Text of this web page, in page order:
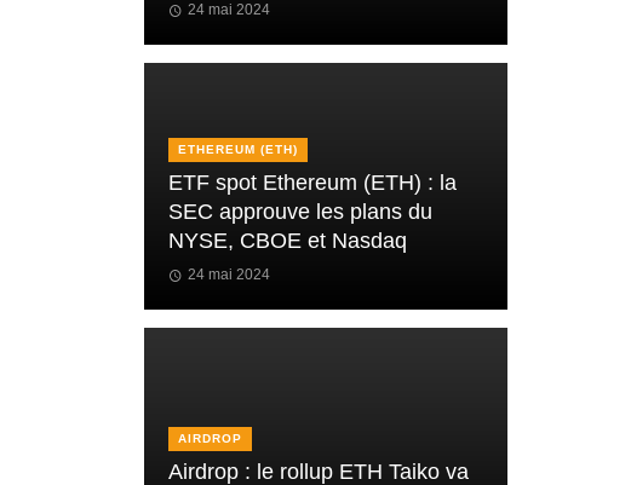
24 mai 2024
ETHEREUM (ETH)
ETF spot Ethereum (ETH) : la
SEC approuve les plans du
NYSE, CBOE et Nasdaq
24 mai 2024
AIRDROP
Airdrop : le rollup ETH Taiko va